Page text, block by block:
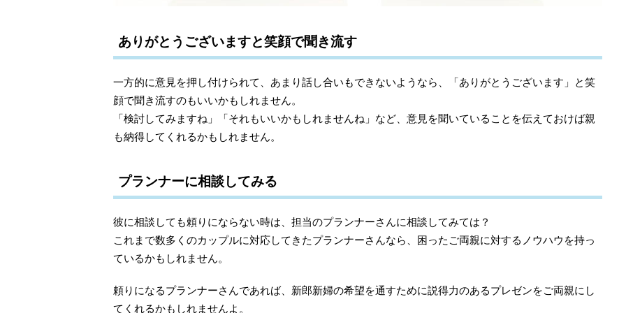
ありがとうございますと笑顔で聞き流す
一方的に意見を押し付けられて、あまり話し合いもできないようなら、「ありがとうございます」と笑
顔で聞き流すのもいいかもしれません。
「検討してみますね」「それもいいかもしれませんね」など、意見を聞いていることを伝えておけば親
も納得してくれるかもしれません。
プランナーに相談してみる
彼に相談しても頼りにならない時は、担当のプランナーさんに相談してみては？
これまで数多くのカップルに対応してきたプランナーさんなら、困ったご両親に対するノウハウを持っ
ているかもしれません。
頼りになるプランナーさんであれば、新郎新婦の希望を通すために説得力のあるプレゼンをご両親にし
てくれるかもしれませんよ。